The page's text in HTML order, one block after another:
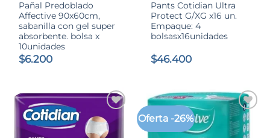
Pañal Predoblado
Affective 90x60cm,
sabanilla con gel super
absorbente. bolsa x
10unidades
$6.200
Pants Cotidian Ultra
Protect G/XG x16 un.
Empaque: 4
bolsasx16unidades
$46.400
Oferta -26%